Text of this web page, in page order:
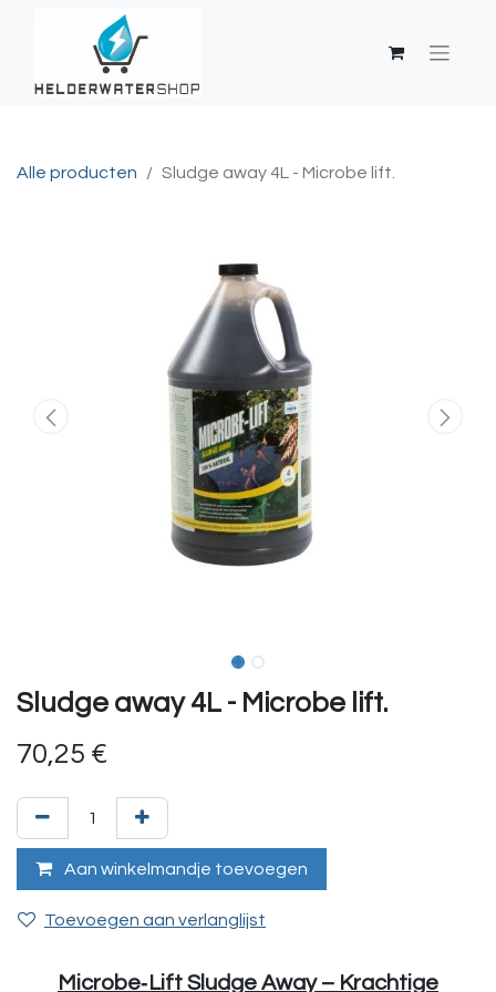
Alle producten Sludge away 4L - Microbe lift.
Sludge away 4L - Microbe lift.
70,25 €
Aan winkelmandje toevoegen
Toevoegen aan verlanglijst
Microbe‑Lift Sludge Away – Krachtige